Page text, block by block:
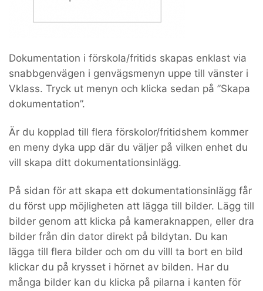
Dokumentation i förskola/fritids skapas enklast via
snabbgenvägen i genvägsmenyn uppe till vänster i
Vklass. Tryck ut menyn och klicka sedan på ”Skapa
dokumentation”.
Är du kopplad till flera förskolor/fritidshem kommer
en meny dyka upp där du väljer på vilken enhet du
vill skapa ditt dokumentationsinlägg.
På sidan för att skapa ett dokumentationsinlägg får
du först upp möjligheten att lägga till bilder. Lägg till
bilder genom att klicka på kameraknappen, eller dra
bilder från din dator direkt på bildytan. Du kan
lägga till flera bilder och om du villl ta bort en bild
klickar du på krysset i hörnet av bilden. Har du
många bilder kan du klicka på pilarna i kanten för